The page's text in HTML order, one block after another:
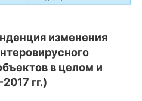
изменения
в целом и
гг.)